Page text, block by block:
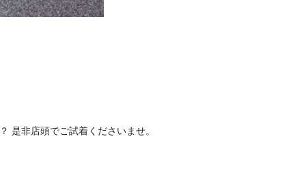
是非店頭でご試着くださいませ。